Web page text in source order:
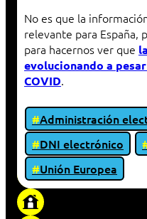
No es que la
relevante para España,
para hacernos ver que
evolucionando a
COVID.
Administración
DNI electrónico
Unión Europea